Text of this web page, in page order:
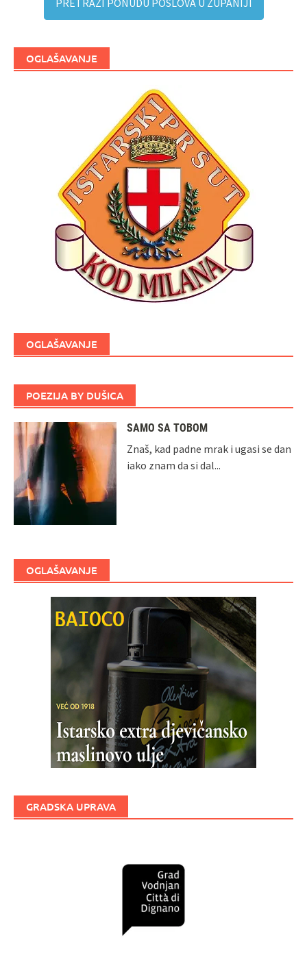
PRETRAŽI PONUDU POSLOVA U ŽUPANIJI
OGLAŠAVANJE
OGLAŠAVANJE
POEZIJA BY DUŠICA
SAMO SA TOBOM
Znaš, kad padne mrak i ugasi se dan
iako znam da si dal...
OGLAŠAVANJE
GRADSKA UPRAVA